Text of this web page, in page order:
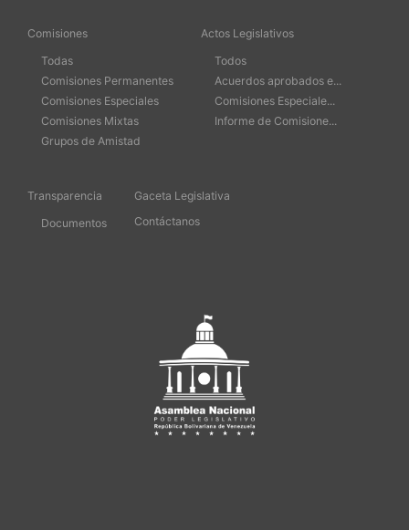
Comisiones
Todas
Comisiones Permanentes
Comisiones Especiales
Comisiones Mixtas
Grupos de Amistad
Actos Legislativos
Todos
Acuerdos aprobados e...
Comisiones Especiale...
Informe de Comisione...
Transparencia
Documentos
Gaceta Legislativa
Contáctanos